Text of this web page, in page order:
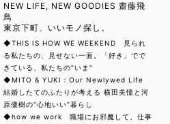
NEW LIFE, NEW GOODIES 齋藤飛
鳥
東京下町、いいモノ探し。
◆THIS IS HOW WE WEEKEND 見られ
る私たちの、見せない一面。「好き」でで
きている、私たちの“いま”
◆MITO & YUKI：Our Newlywed Life
結婚したてのふたりが考える 横田美憧と河
原優樹の“心地いい”暮らし
◆how we work 職場にお邪魔して、仕事